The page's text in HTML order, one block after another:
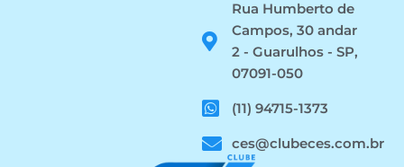
Rua Humberto de
Campos, 30 andar
2 - Guarulhos - SP,
07091-050
(11) 94715-1373
ces@clubeces.com.br